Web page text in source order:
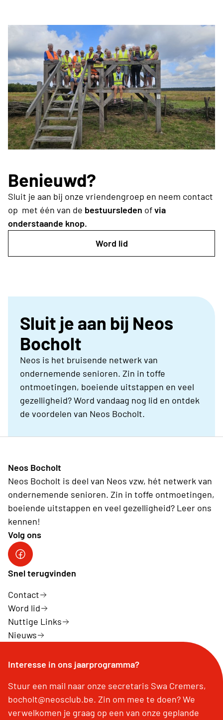
Benieuwd?
Sluit je aan bij onze vriendengroep en neem contact
op met één van de bestuursleden ofvia
onderstaande knop.
Word lid
Sluit je aan bij Neos
Bocholt
Neos is het bruisende netwerk van
ondernemende senioren. Zin in toffe
ontmoetingen, boeiende uitstappen en veel
gezelligheid? Word vandaag nog lid en ontdek
de voordelen van Neos Bocholt.
Neos Bocholt
Neos Bocholt is deel van Neos vzw, hét netwerk van
ondernemende senioren. Zin in toffe ontmoetingen,
boeiende uitstappen en veel gezelligheid? Leer ons
kennen!
Volg ons
Snel terugvinden
Contact
Word lid
Nuttige Links
Nieuws
Interesse in ons jaarprogramma?
Stuur een mail naar onze secretaris Swa Cremers,
bocholt@neosclub.be. Zin om mee te doen? We
verwelkomen je graag op een van onze geplande